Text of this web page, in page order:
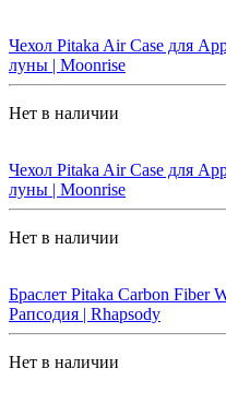
Чехол Pitaka Air Case для
луны | Moonrise
Нет в наличии
Чехол Pitaka Air Case для
луны | Moonrise
Нет в наличии
Браслет Pitaka Carbon Fiber
Рапсодия | Rhapsody
Нет в наличии